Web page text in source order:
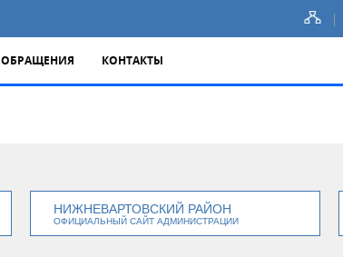
ОБРАЩЕНИЯ КОНТАКТЫ
НИЖНЕВАРТОВСКИЙ РАЙОН
ОФИЦИАЛЬНЫЙ САЙТ АДМИНИСТРАЦИИ